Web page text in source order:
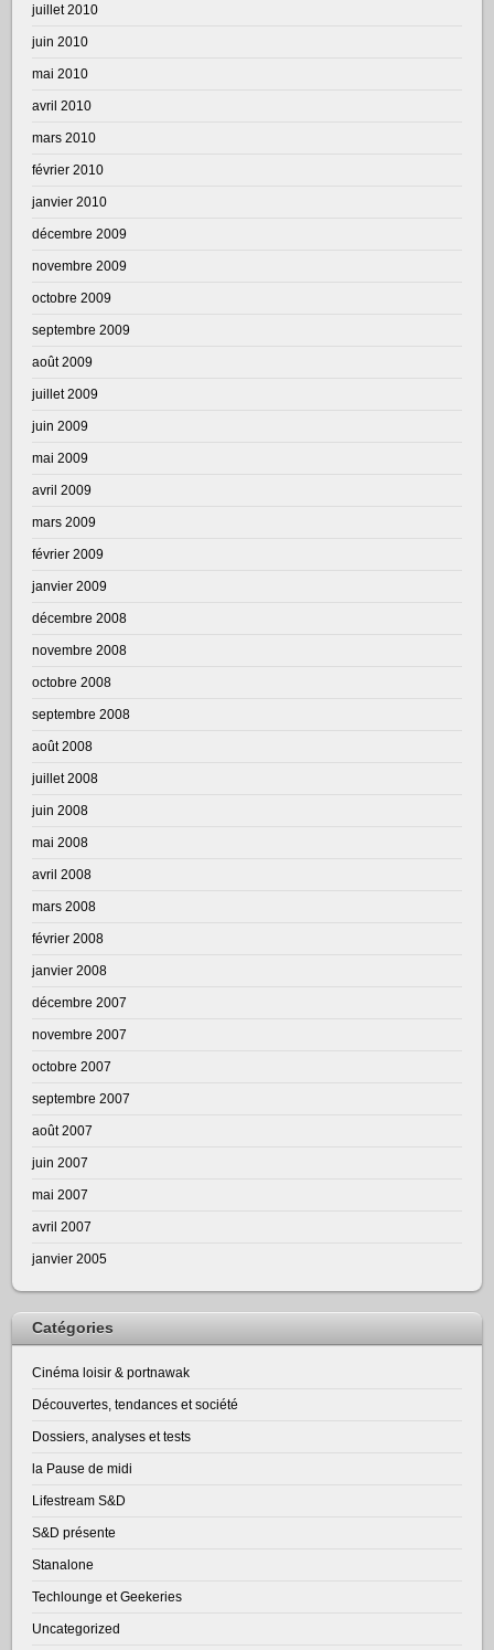
juillet 2010
juin 2010
mai 2010
avril 2010
mars 2010
février 2010
janvier 2010
décembre 2009
novembre 2009
octobre 2009
septembre 2009
août 2009
juillet 2009
juin 2009
mai 2009
avril 2009
mars 2009
février 2009
janvier 2009
décembre 2008
novembre 2008
octobre 2008
septembre 2008
août 2008
juillet 2008
juin 2008
mai 2008
avril 2008
mars 2008
février 2008
janvier 2008
décembre 2007
novembre 2007
octobre 2007
septembre 2007
août 2007
juin 2007
mai 2007
avril 2007
janvier 2005
Catégories
Cinéma loisir & portnawak
Découvertes, tendances et société
Dossiers, analyses et tests
la Pause de midi
Lifestream S&D
S&D présente
Stanalone
Techlounge et Geekeries
Uncategorized